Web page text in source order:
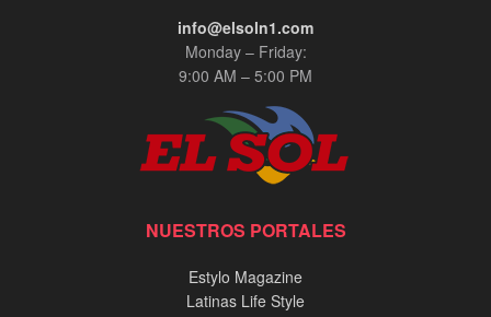
info@elsoln1.com
Monday – Friday:
9:00 AM – 5:00 PM
NUESTROS PORTALES
Estylo Magazine
Latinas Life Style